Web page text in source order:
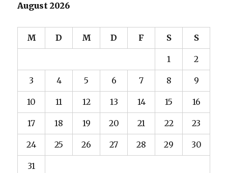
August 2026
M D M D F S S
1 2
3 4 5 6 7 8 9
10 11 12 13 14 15 16
17 18 19 20 21 22 23
24 25 26 27 28 29 30
31